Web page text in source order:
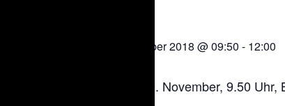
9. November 2018 @ 09:50 - 12:00
Freitag, 9. November, 9.50